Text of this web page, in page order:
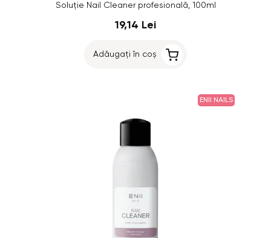
Soluție Nail Cleaner profesională, 100ml
19,14 Lei
Adăugați în coș
ENII NAILS